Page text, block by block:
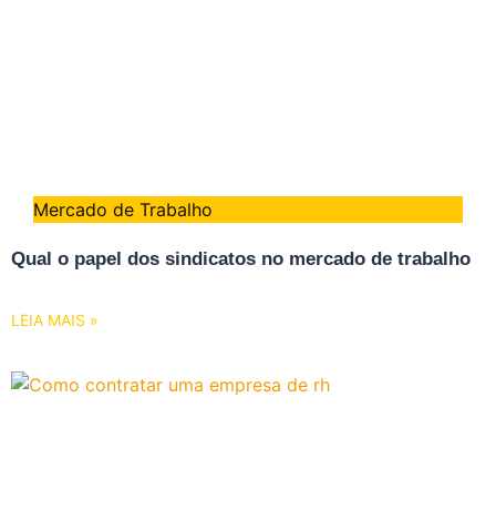
Mercado de Trabalho
Qual o papel dos sindicatos no mercado de trabalho
LEIA MAIS »